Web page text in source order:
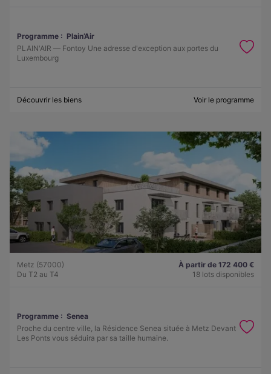
Programme : Plain’Air
PLAIN'AIR — Fontoy Une adresse d'exception aux portes du
Luxembourg
Découvrir les biens Voir le programme
Metz (57000)
Du T2 au T4
À partir de 172 400 €
18 lots disponibles
Programme : Senea
Proche du centre ville, la Résidence Senea située à Metz Devant
Les Ponts vous séduira par sa taille humaine.